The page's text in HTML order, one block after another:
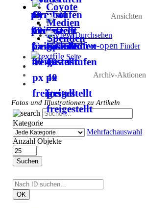
Coyote
Medien
Spenden
Ansichten
Durchsehen
Finder
Seite
Archiv-Aktionen
Fotos und Illustrationen zu Artikeln
Kategorie
Mehrfachauswahl
Anzahl Objekte
Suchen
OK